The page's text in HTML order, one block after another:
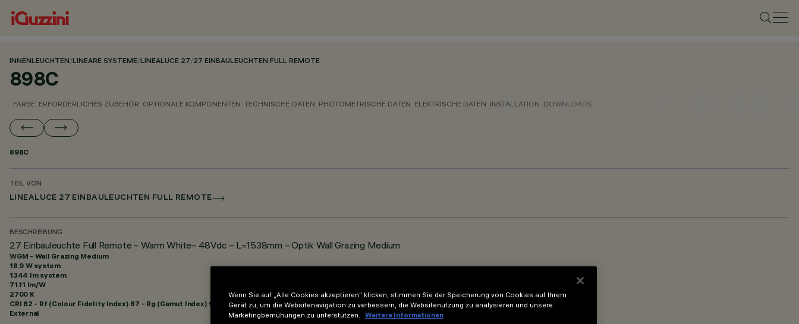
INNENLEUCHTEN/LINEARE SYSTEME/LINEALUCE 27/27 EINBAULEUCHTEN FULL REMOTE
898C
FARBE ERFORDERLICHES ZUBEHÖR OPTIONALE KOMPONENTEN TECHNISCHE DATEN PHOTOMETRISCHE DATEN ELEKTRISCHE DATEN INSTALLATION DOWNLOADS
898C
TEIL VON
LINEALUCE 27 EINBAULEUCHTEN FULL REMOTE
BESCHREIBUNG
27 Einbauleuchte Full Remote – Warm White– 48Vdc – L=1538mm – Optik Wall Grazing Medium
WGM - Wall Grazing Medium
18.9 W system
1344 lm system
71.11 lm/W
2700 K
CRI 82 - Rf (Colour Fidelity Index) 87 - Rg (Gamut Index) 95
External
Wenn Sie auf „Alle Cookies akzeptieren“ klicken, stimmen Sie der Speicherung von Cookies auf Ihrem
Gerät zu, um die Websitenavigation zu verbessern, die Websitenutzung zu analysieren und unsere
Marketingbemühungen zu unterstützen.
Weitere Informationen